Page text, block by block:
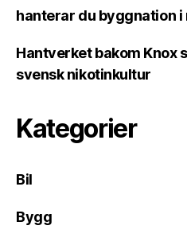
hanterar du byggnation i
Hantverket bakom Knox
svensk nikotinkultur
Kategorier
Bil
Bygg